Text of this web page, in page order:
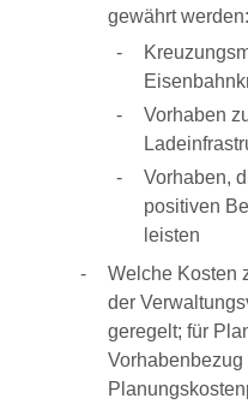
gewährt werden:
Vorhaben
Vorhaben,
positiven
leisten
Welche Kosten
der
geregelt; für